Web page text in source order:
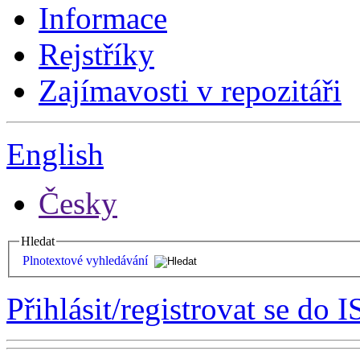
Informace
Rejstříky
Zajímavosti v repozitáři
English
Česky
Hledat
Plnotextové vyhledávání
Přihlásit/registrovat se do